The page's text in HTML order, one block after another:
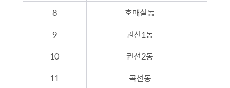
8
호매실동
9
권선1동
10
권선2동
11
곡선동